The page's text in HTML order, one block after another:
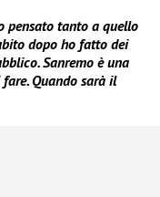
pensato tanto a quello
dopo ho fatto dei
Sanremo è una
Quando sarà il